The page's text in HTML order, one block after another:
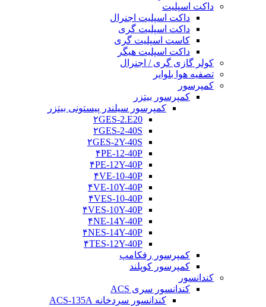
داکت اسپلیت
داکت اسپلیت اجنرال
داکت اسپلیت گری
کاست اسپلیت گری
داکت اسپلیت هیگر
کولر گازی گری / اجنرال
تصفیه هوا بلوایر
کمپرسور
کمپرسور بیتزر
کمپرسور سیلندر پیستونی بیتزر
۲GES-2.E20
۲GES-2-40S
۲GES-2Y-40S
۴PE-12-40P
۴PE-12Y-40P
۴VE-10-40P
۴VE-10Y-40P
۴VES-10-40P
۴VES-10Y-40P
۴NE-14Y-40P
۴NES-14Y-40P
۴TES-12Y-40P
کمپرسور رفکامپ
کمپرسور کوپلند
کندانسور
کندانسور سری ACS
کندانسور سردخانه ACS-135A